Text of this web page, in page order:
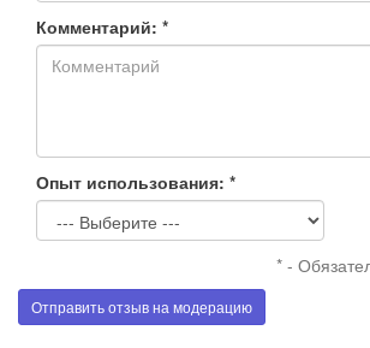
Комментарий: *
Опыт использования: *
* -
Отправить отзыв на модерацию